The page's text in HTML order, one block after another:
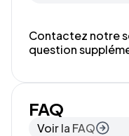
Contactez notre
question
FAQ
Voir la FAQ